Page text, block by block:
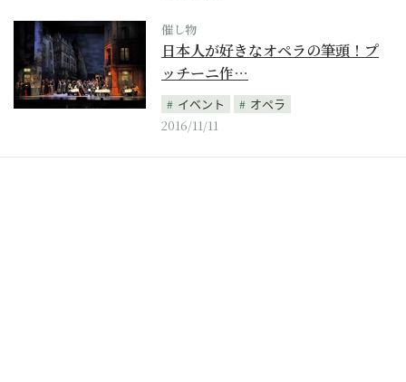
催し物
日本人が好きなオペラの筆頭！プ
ッチーニ作…
イベント
オペラ
2016/11/11